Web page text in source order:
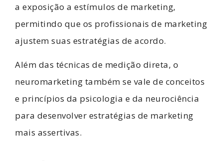
a exposição a estímulos de marketing,
permitindo que os profissionais de marketing
ajustem suas estratégias de acordo.
Além das técnicas de medição direta, o
neuromarketing também se vale de conceitos
e princípios da psicologia e da neurociência
para desenvolver estratégias de marketing
mais assertivas.